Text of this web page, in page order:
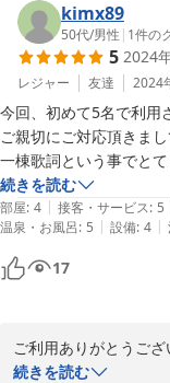
2024-08-05kimx89
50代/男性 | 1件の
5 2024
レジャー 友達 2024
今回、初めて5名で利用
ご親切にご対応頂きま
一棟歌詞という事でと
た。
またバレルサウナも完
た。
また、串本に行くこと
続きを読む
部屋: 4 | 接客・サービス: 5
温泉・お風呂: 5 | 設備: 4 |
17
ご利用ありがとうご
いただきたいと思って
続きを読む